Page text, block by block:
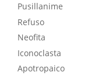
Pusillanime
Refuso
Neofita
Iconoclasta
Apotropaico